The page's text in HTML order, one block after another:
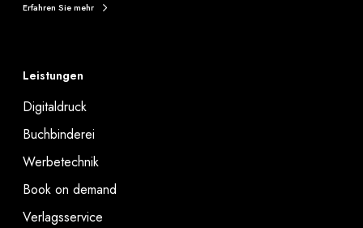
Erfahren Sie mehr
Leistungen
Digitaldruck
Buchbinderei
Werbetechnik
Book on demand
Verlagsservice